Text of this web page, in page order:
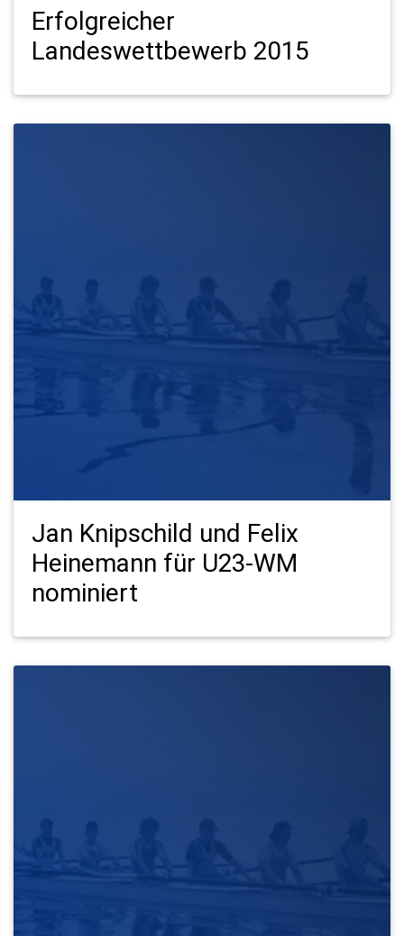
Erfolgreicher
Landeswettbewerb 2015
Jan Knipschild und Felix
Heinemann für U23-WM
nominiert